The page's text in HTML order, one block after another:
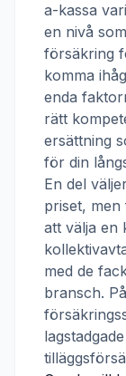
a-kassa
en nivå
försäkring
komma
enda
rätt
ersättning
för din
En del
priset,
att välja en
med de
bransch.